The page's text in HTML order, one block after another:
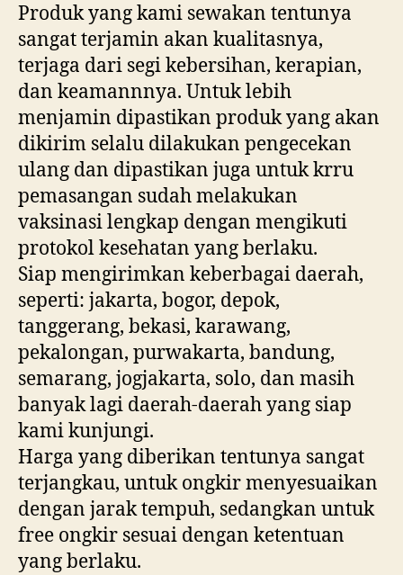
Produk yang kami sewakan tentunya
sangat terjamin akan kualitasnya,
terjaga dari segi kebersihan, kerapian,
dan keamannnya. Untuk lebih
menjamin dipastikan produk yang akan
dikirim selalu dilakukan pengecekan
ulang dan dipastikan juga untuk krru
pemasangan sudah melakukan
vaksinasi lengkap dengan mengikuti
protokol kesehatan yang berlaku.
Siap mengirimkan keberbagai daerah,
seperti: jakarta, bogor, depok,
tanggerang, bekasi, karawang,
pekalongan, purwakarta, bandung,
semarang, jogjakarta, solo, dan masih
banyak lagi daerah-daerah yang siap
kami kunjungi.
Harga yang diberikan tentunya sangat
terjangkau, untuk ongkir menyesuaikan
dengan jarak tempuh, sedangkan untuk
free ongkir sesuai dengan ketentuan
yang berlaku.